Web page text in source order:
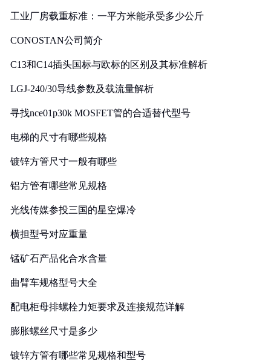
工业厂房载重标准：一平方米能承受多少公斤
CONOSTAN公司简介
C13和C14插头国标与欧标的区别及其标准解析
LGJ-240/30导线参数及载流量解析
寻找nce01p30k MOSFET管的合适替代型号
电梯的尺寸有哪些规格
镀锌方管尺寸一般有哪些
铝方管有哪些常见规格
光线传媒参投三国的星空爆冷
横担型号对应重量
锰矿石产品化合水含量
曲臂车规格型号大全
配电柜母排螺栓力矩要求及连接规范详解
膨胀螺丝尺寸是多少
镀锌方管有哪些常见规格和型号